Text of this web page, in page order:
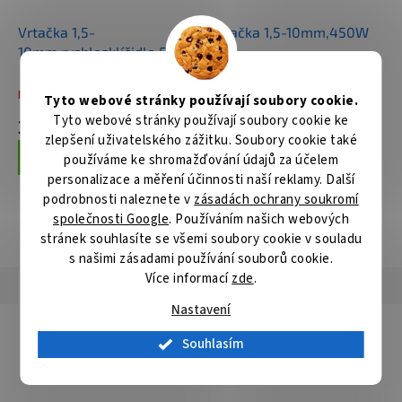
Tyto webové stránky používají soubory cookie.
Tyto webové stránky používají soubory cookie ke
zlepšení uživatelského zážitku. Soubory cookie také
používáme ke shromažďování údajů za účelem
personalizace a měření účinnosti naší reklamy. Další
podrobnosti naleznete v zásadách ochrany soukromí
společnosti Google. Používáním našich webových
stránek souhlasíte se všemi soubory cookie v souladu
s našimi zásadami používání souborů cookie.
Více informacízde.
Nastavení
Souhlasím
Vrtačka 1,5-
10mm,rychlosklíčidlo,530W
Není skladem
3 062 Kč
Do košíku
Vrtačka 1,5-10mm,450W
Skladem
1 697 Kč
Do košíku
ZOBRAZIT VŠECHNY SOUVISEJÍCÍ PRODUKTY
Diskuze
Detailní popis produktu
Oboustranně použitelný vrták do kovu HSS-G.